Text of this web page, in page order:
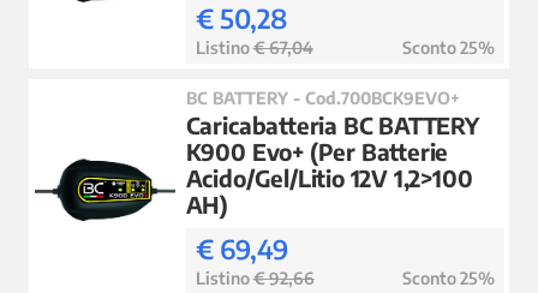
€ 50,28
Listino€ 67,04 Sconto 25%
BC BATTERY - Cod.700BCK9EVO+
Caricabatteria BC BATTERY
K900 Evo+ (Per Batterie
Acido/Gel/Litio 12V 1,2>100
AH)
€ 69,49
Listino€ 92,66 Sconto 25%